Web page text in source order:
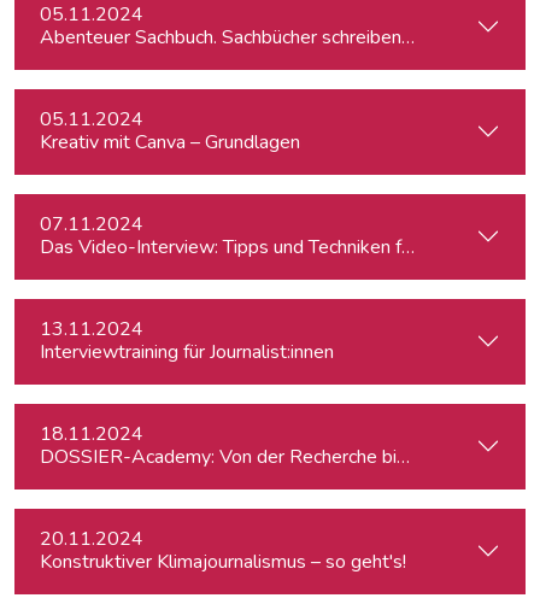
05.11.2024
Abenteuer Sachbuch. Sachbücher schreiben für
05.11.2024
Kreativ mit Canva – Grundlagen
07.11.2024
Das Video-Interview: Tipps und Techniken für TV und Web
13.11.2024
Interviewtraining für Journalist:innen
18.11.2024
DOSSIER-Academy: Von der Recherche bis zur
20.11.2024
Konstruktiver Klimajournalismus – so geht's!